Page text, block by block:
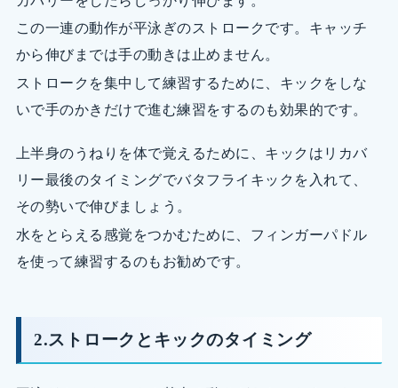
この一連の動作が平泳ぎのストロークです。キャッチ
から伸びまでは手の動きは止めません。
ストロークを集中して練習するために、キックをしな
いで手のかきだけで進む練習をするのも効果的です。
上半身のうねりを体で覚えるために、キックはリカバ
リー最後のタイミングでバタフライキックを入れて、
その勢いで伸びましょう。
水をとらえる感覚をつかむために、フィンガーパドル
を使って練習するのもお勧めです。
2.ストロークとキックのタイミング